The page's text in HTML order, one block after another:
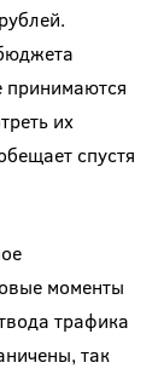
принимаются
их
спустя
моменты
трафика
так